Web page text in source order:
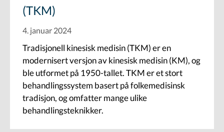
(TKM)
4. januar 2024
Tradisjonell kinesisk medisin (TKM) er en
modernisert versjon av kinesisk medisin (KM), og
ble utformet på 1950-tallet. TKM er et stort
behandlingssystem basert på folkemedisinsk
tradisjon, og omfatter mange ulike
behandlingsteknikker.